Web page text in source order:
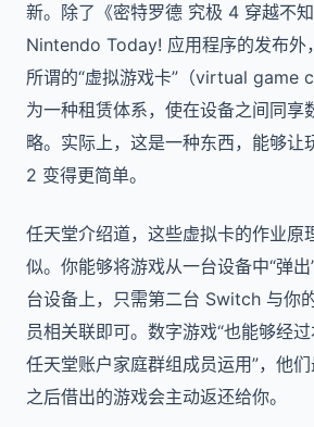
新。除了《密特罗德 究极 4 穿越不
Nintendo Today! 应用程序的发布外
所谓的“虚拟游戏卡”（virtual game
为一种租赁体系，使在设备之间同享
略。实际上，这是一种东西，能够
2 变得更简单。
任天堂介绍道，这些虚拟卡的作业原
似。你能够将游戏从一台设备中“弹
台设备上，只需第二台 Switch 与你
员相关联即可。数字游戏“也能够经
任天堂账户家庭群组成员运用”，他们
之后借出的游戏会主动返还给你。